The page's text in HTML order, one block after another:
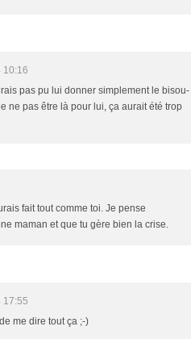
10:16
pas pu lui donner simplement le bisou-
ne pas être là pour lui, ça aurait été trop
fait tout comme toi. Je pense
maman et que tu gère bien la crise.
17:55
me dire tout ça ;-)